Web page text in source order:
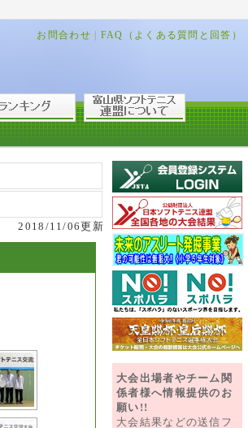
お問合わせ FAQ（よくある質問と回答）
2018/11/06更新
大会出場者やチーム関
係者様へ情報提供のお
願い!!
大会結果などの送信フ